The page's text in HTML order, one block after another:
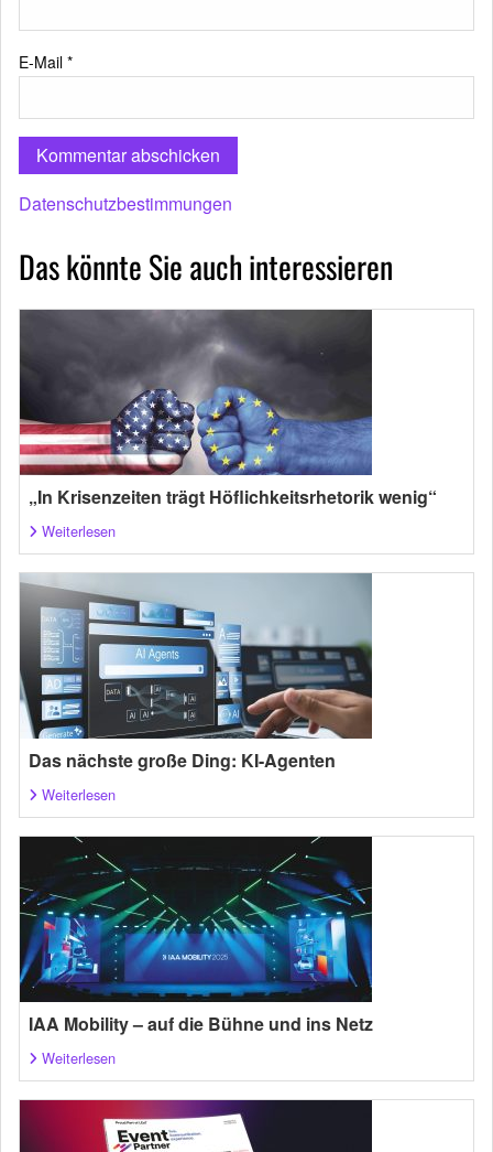
E-Mail *
Datenschutzbestimmungen
Das könnte Sie auch interessieren
„In Krisenzeiten trägt Höflichkeitsrhetorik wenig“
Weiterlesen
Das nächste große Ding: KI-Agenten
Weiterlesen
IAA Mobility – auf die Bühne und ins Netz
Weiterlesen